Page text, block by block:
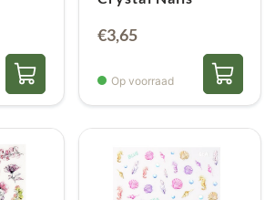
€3,65
Op voorraad